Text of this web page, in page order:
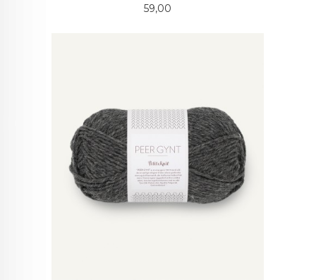
Pris
59,00